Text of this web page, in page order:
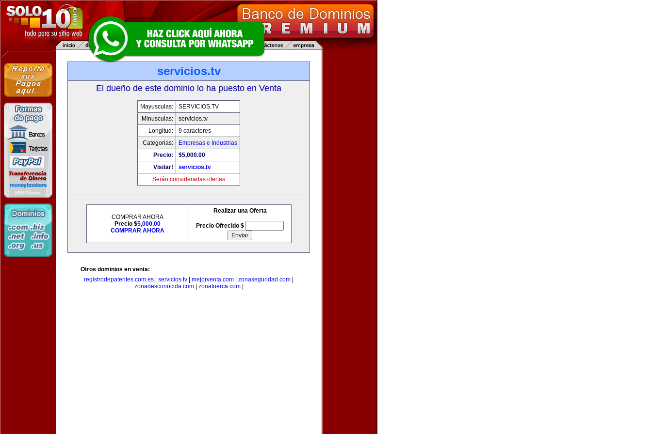
servicios.tv
El dueño de este dominio lo ha puesto en Venta
Mayusculas:
SERVICIOS.TV
Minusculas:
servicios.tv
Longitud:
9 caracteres
Categorias:
Empresas e Industrias
Precio:
$5,000.00
Visitar!
servicios.tv
Serán consideradas ofertas
COMPRAR AHORA
Precio $5,000.00
COMPRAR AHORA
Realizar una Oferta
Precio Ofrecido $
Otros dominios en venta:
registrodepatentes.com.es
servicios.tv mejorventa.com zonaseguridad.com
zonadesconocida.com| zonatuerca.com|